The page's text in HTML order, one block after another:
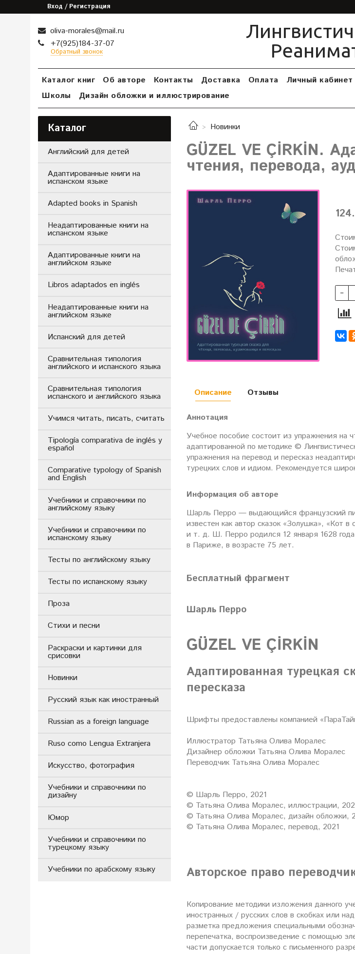
Вход / Регистрация
oliva-morales@mail.ru
+7(925)184-37-07
Обратный звонок
Каталог книг Об авторе Контакты Доставка Оплата Личный кабинет
Школы
Дизайн обложки и иллюстрирование
Новинки
GÜZEL VE ÇİRKİN.
чтения, перевода,
Описание
Аннотация
Учебное пособие состоит из упражнения на
адаптированной по методике ©
упражнения на перевод и пересказ
турецких слов и идиом. Рекомендуется
Информация об авторе
Шарль Перро — выдающийся французский
известен как автор сказок «Золушка», «Кот
и т. д. Ш. Перро родился 12 января 1628
в Париже, в возрасте 75 лет.
Бесплатный фрагмент
Шарль Перро
GÜZEL VE ÇİRKİN
Адаптированная турецкая
пересказа
Шрифты предоставлены компанией
Иллюстратор Татьяна Олива Моралес
Дизайнер обложки Татьяна Олива Моралес
Переводчик Татьяна Олива Моралес
© Шарль Перро, 2021
© Татьяна Олива Моралес, иллюстрации,
© Татьяна Олива Моралес, дизайн обложки,
© Татьяна Олива Моралес, перевод, 2021
Авторское право
Копирование методики изложения данного
иностранных / русских слов в скобках или
разметка предложения специальными
перепечатка, воспроизведение с помощью
части допускается только с письменного
Отзывы
Каталог
Английский для детей
Адаптированные книги на
испанском языке
Adapted books in Spanish
Неадаптированные книги на
испанском языке
Адаптированные книги на
английском языке
Libros adaptados en inglés
Неадаптированные книги на
английском языке
Испанский для детей
Сравнительная типология
английского и испанского языка
Сравнительная типология
испанского и английского языка
Учимся читать, писать, считать
Tipología comparativa de inglés y
español
Comparative typology of Spanish
and English
Учебники и справочники по
английскому языку
Учебники и справочники по
испанскому языку
Тесты по английскому языку
Тесты по испанскому языку
Проза
Стихи и песни
Раскраски и картинки для
срисовки
Новинки
Русский язык как иностранный
Russian as a foreign language
Ruso como Lengua Extranjera
Искусство, фотография
Учебники и справочники по
дизайну
Юмор
Учебники и справочники по
турецкому языку
Учебники по арабскому языку